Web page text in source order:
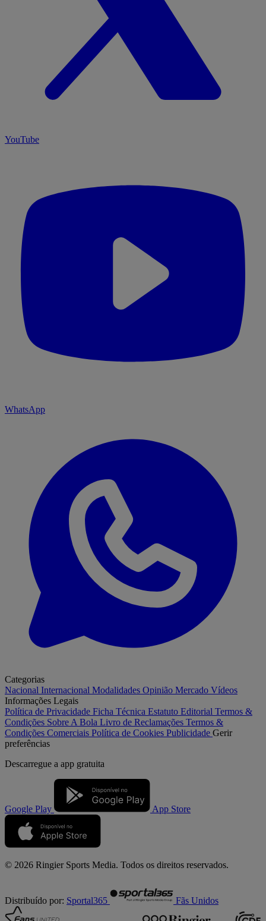
YouTube
WhatsApp
Categorias
Nacional Internacional Modalidades Opinião Mercado Vídeos
Informações Legais
Política de Privacidade Ficha Técnica Estatuto Editorial Termos &
Condições Sobre A Bola Livro de Reclamações Termos &
Condições Comerciais Política de Cookies Publicidade Gerir
preferências
Descarregue a app gratuita
Google Play App Store
© 2026 Ringier Sports Media. Todos os direitos reservados.
Distribuído por: Sportal365 Fãs Unidos